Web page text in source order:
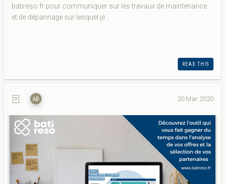
batireso.fr pour communiquer sur les travaux de maintenance
et de dépannage sur lesquel je...
READ THIS
20 Mar 2020